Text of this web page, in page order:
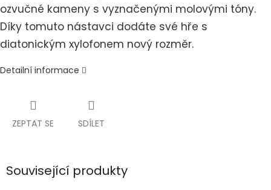
ozvučné kameny s vyznačenými molovými tóny.
Díky tomuto nástavci dodáte své hře s
diatonickým xylofonem nový rozměr.
Detailní informace
ZEPTAT SE SDÍLET
Související produkty